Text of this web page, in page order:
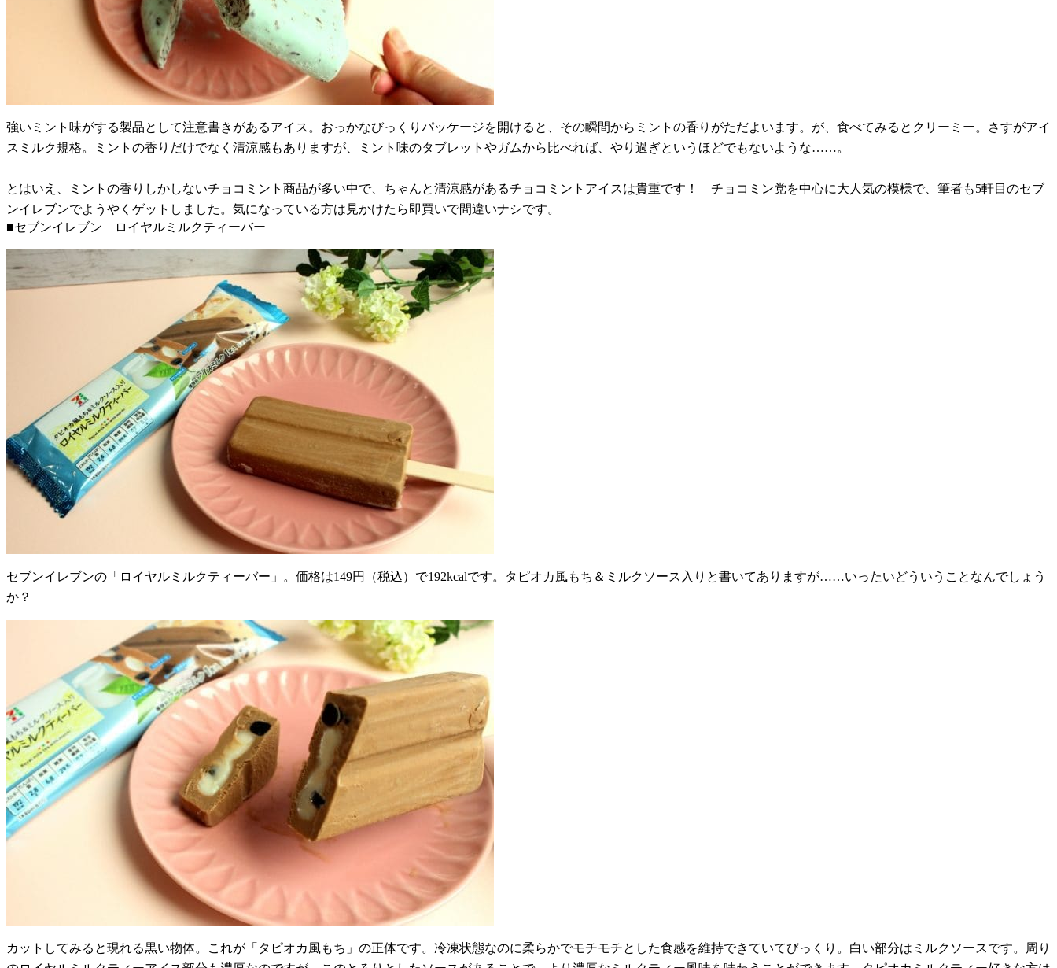
強いミント味がする製品として注意書きがあるアイス。おっかなびっくりパッケージを開けると、その瞬間からミントの香りがただよいます。が、食べてみるとクリーミー。さすがアイ
スミルク規格。ミントの香りだけでなく清涼感もありますが、ミント味のタブレットやガムから比べれば、やり過ぎというほどでもないような……。
とはいえ、ミントの香りしかしないチョコミント商品が多い中で、ちゃんと清涼感があるチョコミントアイスは貴重です！ チョコミン党を中心に大人気の模様で、筆者も5軒目のセブ
ンイレブンでようやくゲットしました。気になっている方は見かけたら即買いで間違いナシです。
■セブンイレブン ロイヤルミルクティーバー
セブンイレブンの「ロイヤルミルクティーバー」。価格は149円（税込）で192kcalです。タピオカ風もち＆ミルクソース入りと書いてありますが……いったいどういうことなんでしょう
か？
カットしてみると現れる黒い物体。これが「タピオカ風もち」の正体です。冷凍状態なのに柔らかでモチモチとした食感を維持できていてびっくり。白い部分はミルクソースです。周り